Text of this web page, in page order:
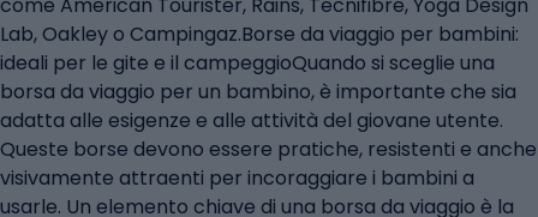
Lab, Oakley o Campingaz.Borse da viaggio per bambini:
ideali per le gite e il campeggioQuando si sceglie una
borsa da viaggio per un bambino, è importante che sia
adatta alle esigenze e alle attività del giovane utente.
Queste borse devono essere pratiche, resistenti e anche
visivamente attraenti per incoraggiare i bambini a
usarle. Un elemento chiave di una borsa da viaggio è la